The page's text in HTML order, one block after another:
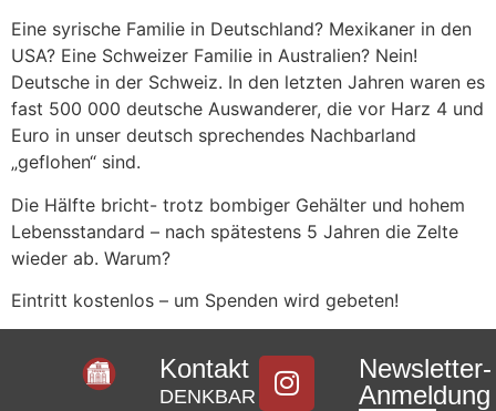
Eine syrische Familie in Deutschland? Mexikaner in den
USA? Eine Schweizer Familie in Australien? Nein!
Deutsche in der Schweiz. In den letzten Jahren waren es
fast 500 000 deutsche Auswanderer, die vor Harz 4 und
Euro in unser deutsch sprechendes Nachbarland
„geflohen“ sind.
Die Hälfte bricht- trotz bombiger Gehälter und hohem
Lebensstandard – nach spätestens 5 Jahren die Zelte
wieder ab. Warum?
Eintritt kostenlos – um Spenden wird gebeten!
Kontakt
DENKBAR
Newsletter-
Anmeldung